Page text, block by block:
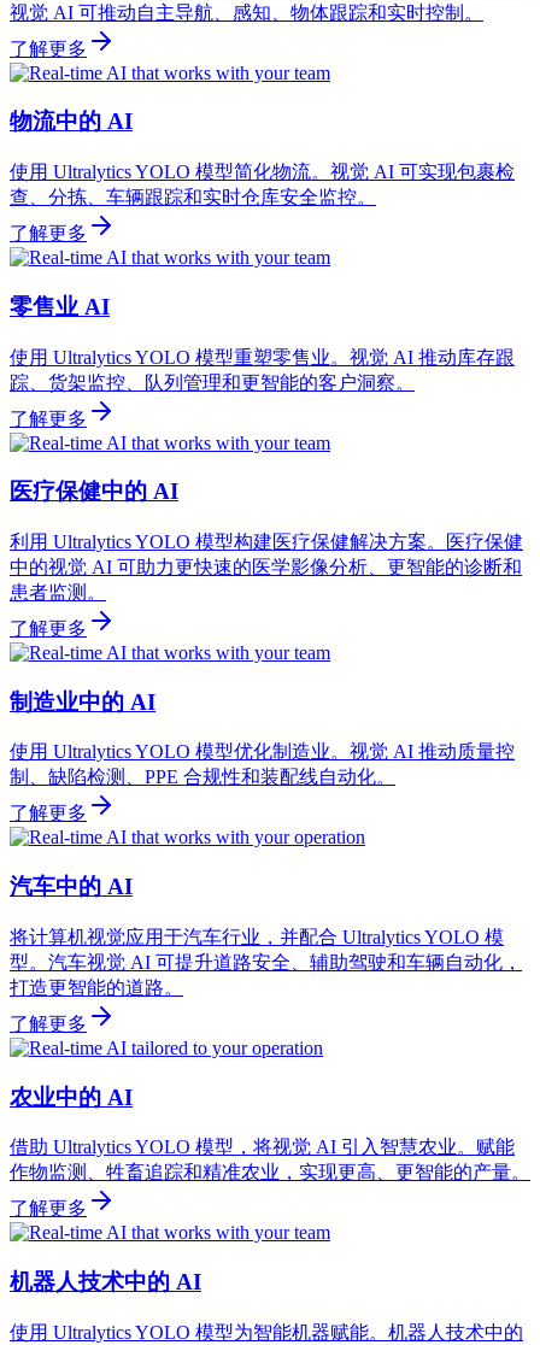
视觉 AI 可推动自主导航、感知、物体跟踪和实时控制。
了解更多
物流中的 AI
使用 Ultralytics YOLO 模型简化物流。视觉 AI 可实现包裹检
查、分拣、车辆跟踪和实时仓库安全监控。
了解更多
零售业 AI
使用 Ultralytics YOLO 模型重塑零售业。视觉 AI 推动库存跟
踪、货架监控、队列管理和更智能的客户洞察。
了解更多
医疗保健中的 AI
利用 Ultralytics YOLO 模型构建医疗保健解决方案。医疗保健
中的视觉 AI 可助力更快速的医学影像分析、更智能的诊断和
患者监测。
了解更多
制造业中的 AI
使用 Ultralytics YOLO 模型优化制造业。视觉 AI 推动质量控
制、缺陷检测、PPE 合规性和装配线自动化。
了解更多
汽车中的 AI
将计算机视觉应用于汽车行业，并配合 Ultralytics YOLO 模
型。汽车视觉 AI 可提升道路安全、辅助驾驶和车辆自动化，
打造更智能的道路。
了解更多
农业中的 AI
借助 Ultralytics YOLO 模型，将视觉 AI 引入智慧农业。赋能
作物监测、牲畜追踪和精准农业，实现更高、更智能的产量。
了解更多
机器人技术中的 AI
使用 Ultralytics YOLO 模型为智能机器赋能。机器人技术中的